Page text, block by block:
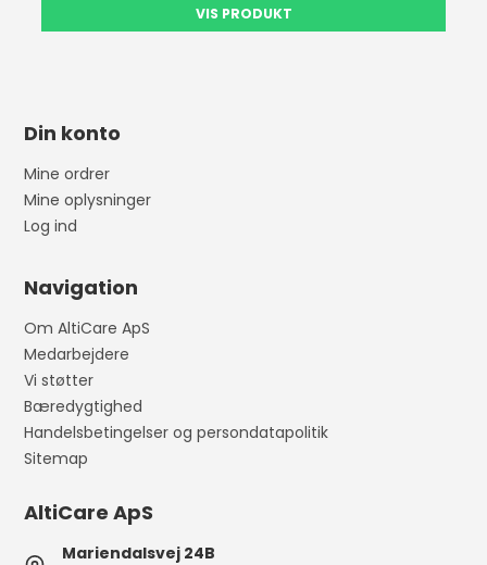
VIS PRODUKT
Din konto
Mine ordrer
Mine oplysninger
Log ind
Navigation
Om AltiCare ApS
Medarbejdere
Vi støtter
Bæredygtighed
Handelsbetingelser og persondatapolitik
Sitemap
AltiCare ApS
Mariendalsvej 24B